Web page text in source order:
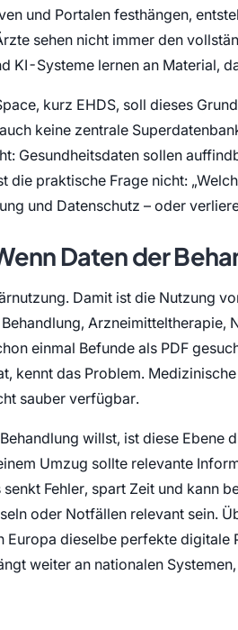
und Portalen festhängen,
sehen nicht immer den
KI-Systeme lernen an Material,
kurz EHDS, soll dieses
keine zentrale
Gesundheitsdaten sollen
die praktische Frage nicht:
und Datenschutz – oder
Daten der
Damit ist die Nutzung
Arzneimitteltherapie,
einmal Befunde als PDF
kennt das Problem.
sauber verfügbar.
willst, ist diese Ebene
Umzug sollte relevante
Fehler, spart Zeit und kann
oder Notfällen relevant sein.
dieselbe perfekte digitale
weiter an nationalen